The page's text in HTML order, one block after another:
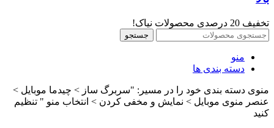
تخفیف 20 درصدی محصولات نیاک!
جستجو
منو
دسته بندی ها
منوی دسته بندی خود را در مسیر: "سربرگ ساز > چیدما موبایل >
عنصر منوی موبایل > نمایش و مخفی کردن > انتخاب منو " تنظیم
کنید